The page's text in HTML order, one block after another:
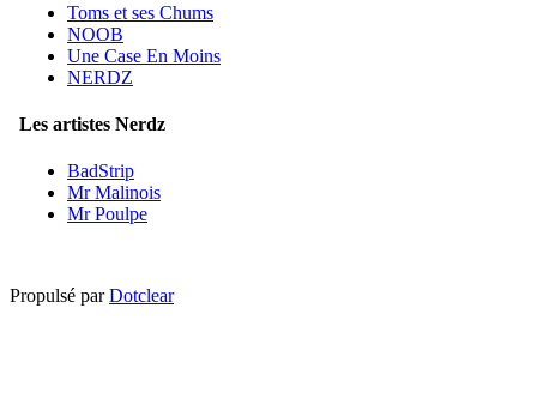
Toms et ses Chums
NOOB
Une Case En Moins
NERDZ
Les artistes Nerdz
BadStrip
Mr Malinois
Mr Poulpe
Propulsé parDotclear